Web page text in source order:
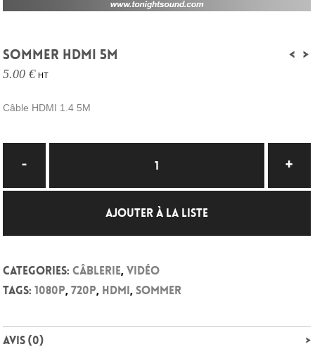
< >
SOMMER HDMI 5M
5.00 € HT
Câble HDMI 1.4 5M
AJOUTER À LA LISTE
Categories: Câblerie, Vidéo
Tags: 1080p, 720p, HDMI , SOMMER
Avis (0)